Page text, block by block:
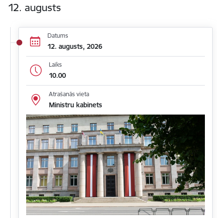
12. augusts
Datums
12. augusts, 2026
Laiks
10.00
Atrašanās vieta
Ministru kabinets